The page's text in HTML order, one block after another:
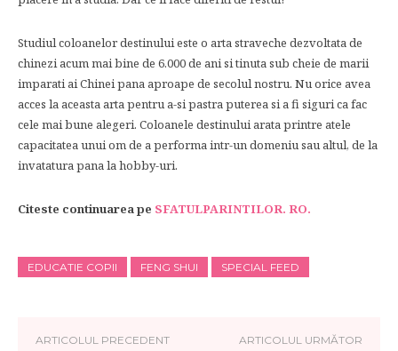
Studiul coloanelor destinului este o arta straveche dezvoltata de
chinezi acum mai bine de 6.000 de ani si tinuta sub cheie de marii
imparati ai Chinei pana aproape de secolul nostru. Nu orice avea
acces la aceasta arta pentru a-si pastra puterea si a fi siguri ca fac
cele mai bune alegeri. Coloanele destinului arata printre atele
capacitatea unui om de a performa intr-un domeniu sau altul, de la
invatatura pana la hobby-uri.
Citeste continuarea pe SFATULPARINTILOR. RO.
EDUCATIE COPII FENG SHUI SPECIAL FEED
ARTICOLUL PRECEDENT ARTICOLUL URMĂTOR